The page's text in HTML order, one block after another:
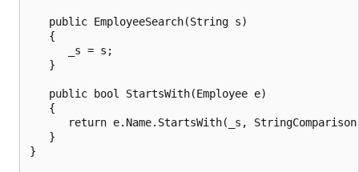
   public EmployeeSearch(String s)
   {
      _s = s;
   }
   public bool StartsWith(Employee e)
   {
return e.Name.StartsWith(_s,
   }
}